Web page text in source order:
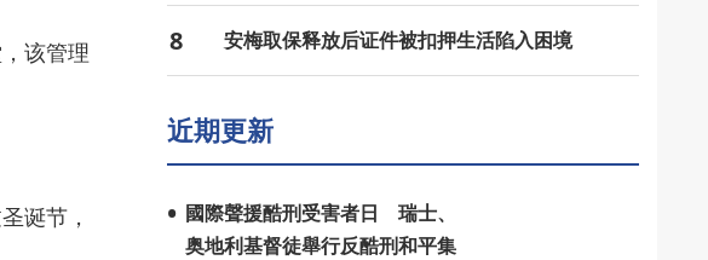
该管理
诞节，
8 安梅取保释放后证件被扣押生活陷入困境
近期更新
國際聲援酷刑受害者日 瑞士、
奥地利基督徒舉行反酷刑和平集